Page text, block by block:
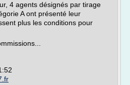
4 agents désignés par tirage
A ont présenté leur
plus les conditions pour